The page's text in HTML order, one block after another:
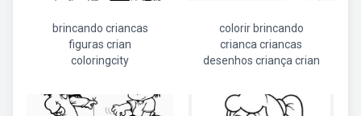
brincando criancas
figuras crian
coloringcity
colorir brincando
crianca criancas
desenhos criança crian